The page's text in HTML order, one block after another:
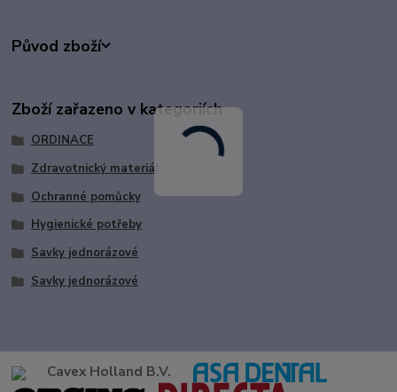
Původ zboží
Zboží zařazeno v kategoriích
ORDINACE
Zdravotnický materiál
Ochranné pomůcky
Hygienické potřeby
Savky jednorázové
Savky jednorázové
Cavex Holland B.V.